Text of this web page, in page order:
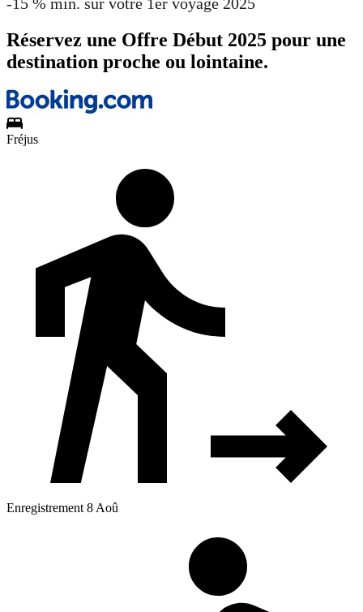
Réservez une Offre Début 2025 pour une
destination proche ou lointaine.
Fréjus
Enregistrement 8 Aoû